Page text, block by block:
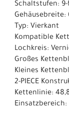
Schaltstufen:
Gehäusebreite:
Typ: Vierkant
Kompatible
Lochkreis:
Großes
Kleines
2-PIECE
Kettenlinie:
Einsatzbereich: